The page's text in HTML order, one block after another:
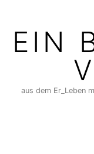
contentEIN
aus dem Er_Leben